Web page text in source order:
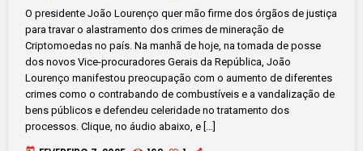
O presidente João Lourenço quer mão firme dos órgãos de justiça
para travar o alastramento dos crimes de mineração de
Criptomoedas no país. Na manhã de hoje, na tomada de posse
dos novos Vice-procuradores Gerais da República, João
Lourenço manifestou preocupação com o aumento de diferentes
crimes como o contrabando de combustíveis e a vandalização de
bens públicos e defendeu celeridade no tratamento dos
processos. Clique, no áudio abaixo, e […]